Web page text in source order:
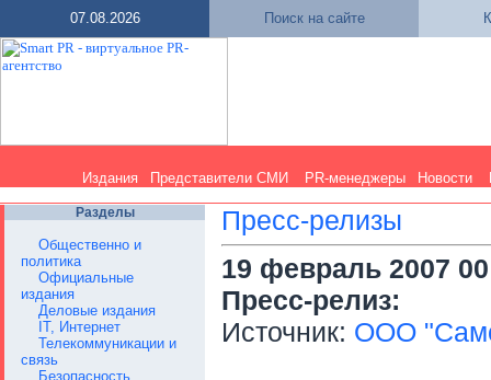
07.08.2026 Поиск на сайте
Издания Представители СМИ PR-менеджеры Новости
Разделы
Общественно и
политика
Официальные
издания
Деловые издания
IT, Интернет
Телекоммуникации и
связь
Безопасность
Пресс-релизы
19 февраль 2007
Пресс-релиз:
Источник: ООО